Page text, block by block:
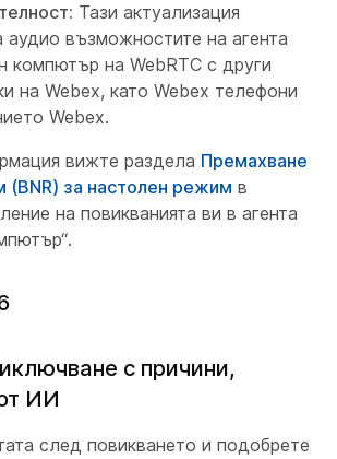
Тази актуализация
аудио възможностите на агента
компютър на WebRTC с други
на Webex, като Webex телефони
Webex.
вижте раздела Премахване
(BNR) за настолен режим в
на повикванията ви в агента
с причини,
ИИ
след повикването и подобрете